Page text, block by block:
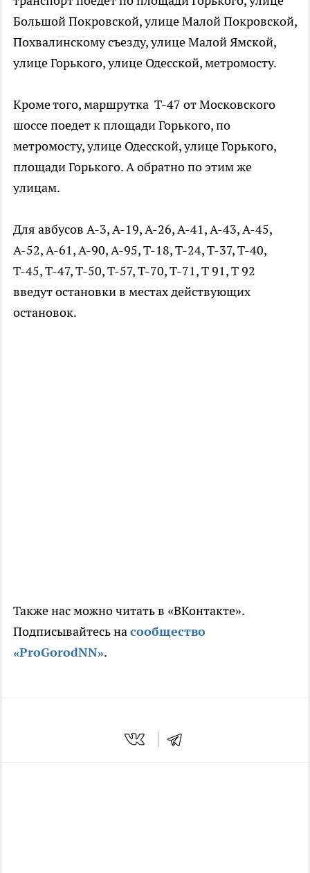
Большой Покровской, улице Малой Покровской,
Похвалинскому съезду, улице Малой Ямской,
улице Горького, улице Одесской, метромосту.
Кроме того, маршрутка Т-47 от Московского
шоссе поедет к площади Горького, по
метромосту, улице Одесской, улице Горького,
площади Горького. А обратно по этим же
улицам.
Для авбусов А-3, А-19, А-26, А-41, А-43, А-45,
А-52, А-61, А-90, А-95, Т-18, Т-24, Т-37, Т-40,
Т-45, Т-47, Т-50, Т-57, Т-70, Т-71, Т 91, Т 92
введут остановки в местах действующих
остановок.
Также нас можно читать в «ВКонтакте».
Подписывайтесь насообщество
«ProGorodNN».